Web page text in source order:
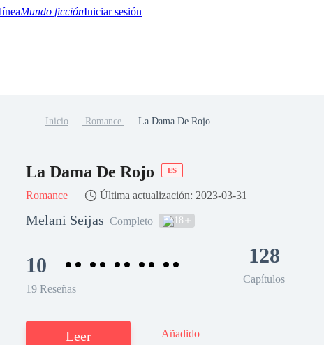
Mundo ficciónIniciar sesión
Inicio Romance La Dama De Rojo
La Dama De Rojo ES
Romance Última actualización: 2023-03-31
Melani Seijas Completo 18
10
19 Reseñas
128
Capítulos
Leer Añadido